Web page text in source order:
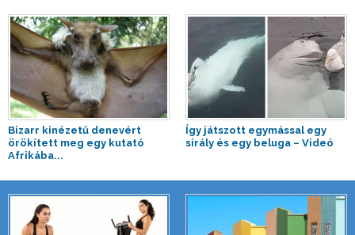
Bizarr kinézetű denevért
örökített meg egy kutató
Afrikába...
Így játszott egymással egy
sirály és egy beluga – Videó